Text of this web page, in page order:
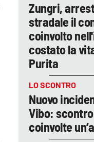
Zungri,
stradale il
coinvolto
costato la
Purita
LO SCONTRO
Nuovo
Vibo:
coinvolte